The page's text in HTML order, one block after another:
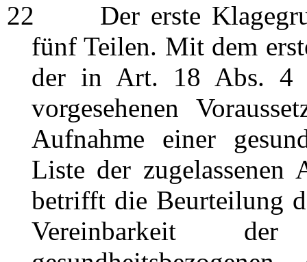
22 Der erste
fünf Teilen. Mit dem
der in Art. 18 Abs. 4
vorgesehenen
Aufnahme einer
Liste der zugelassenen
betrifft die Beurteilung
Vereinbarkeit